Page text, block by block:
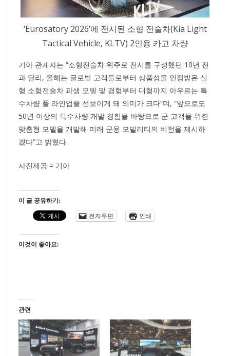
‘Eurosatory 2026’에 전시된 소형 전술차(Kia Light
Tactical Vehicle, KLTV) 2인용 카고 차량
기아 관계자는 “소형전술차 위주로 전시를 구성했던 10년 전
과 달리, 올해는 글로벌 고객들로부터 상품성을 인정받은 신
형 소형전술차 파생 모델 및 경형부터 대형까지 아우르는 특
수차량 풀 라인업을 선보이게 돼 의미가 크다”며, “앞으로도
50년 이상의 특수차량 개발 경험을 바탕으로 군 고객을 위한
맞춤형 모델을 개발해 미래 군용 모빌리티의 비전을 제시하
겠다”고 밝혔다.
사진제공 = 기아
이 글 공유하기:
전자우편
인쇄
이것이 좋아요:
관련